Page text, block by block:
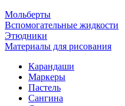
Мольберты
Вспомогательные жидкости
Этюдники
Материалы для рисования
Карандаши
Маркеры
Пастель
Сангина